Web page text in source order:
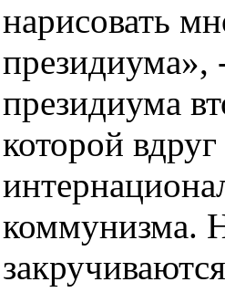
нарисовать
президиума»,
президиума
которой
коммунизма.